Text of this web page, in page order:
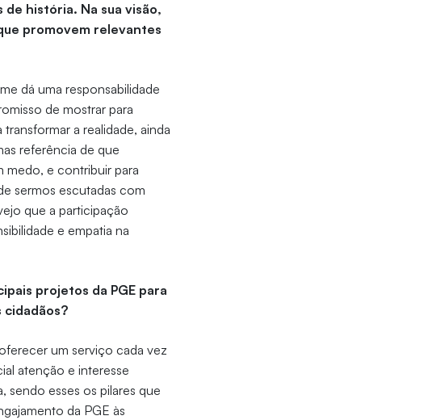
história. Na sua visão,
promovem relevantes
dá uma responsabilidade
de mostrar para
a realidade, ainda
referência de que
medo, e contribuir para
sermos escutadas com
que a participação
e empatia na
projetos da PGE para
um serviço cada vez
atenção e interesse
sendo esses os pilares que
da PGE às